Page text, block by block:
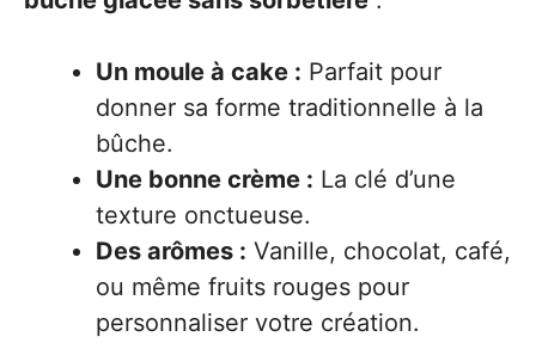
Un moule à cake : Parfait pour
donner sa forme traditionnelle à la
bûche.
Une bonne crème : La clé d’une
texture onctueuse.
Des arômes : Vanille, chocolat, café,
ou même fruits rouges pour
personnaliser votre création.